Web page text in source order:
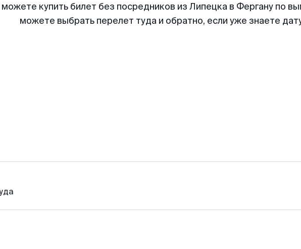
купить билет без посредников из Липецка в Фергану по
можете выбрать перелет туда и обратно, если уже знаете